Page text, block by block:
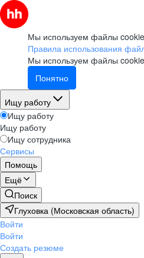
Мы используем файлы
Правила использования
Мы используем файлы
Понятно
Ищу работу
Ищу работу
Ищу работу
Ищу сотрудника
Сервисы
Помощь
Ещё
Поиск
Глуховка (Московская область)
Войти
Войти
Создать резюме